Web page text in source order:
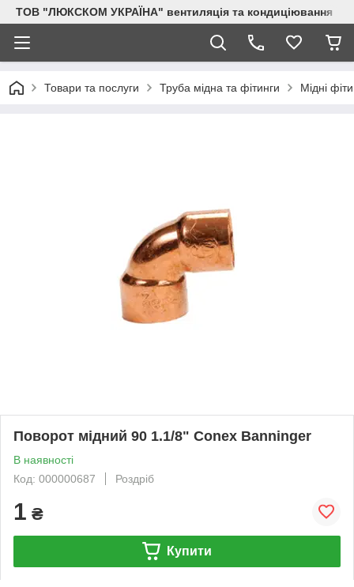
ТОВ "ЛЮКСКОМ УКРАЇНА" вентиляція та кондиціювання
Товари та послуги Труба мідна та фітинги Мідні
Поворот мідний 90 1.1/8" Conex Banninger
В наявності
Код: 000000687
Роздріб
1 ₴
Купити